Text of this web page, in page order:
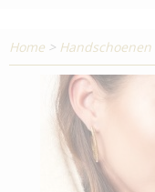
Home > Handschoenen